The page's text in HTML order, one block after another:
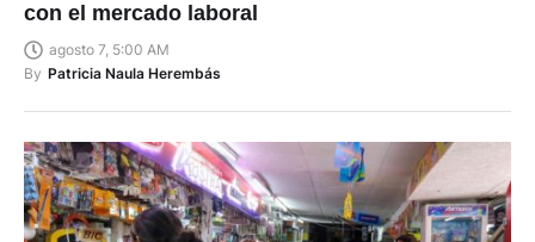
con el mercado laboral
agosto 7, 5:00 AM
By Patricia Naula Herembás